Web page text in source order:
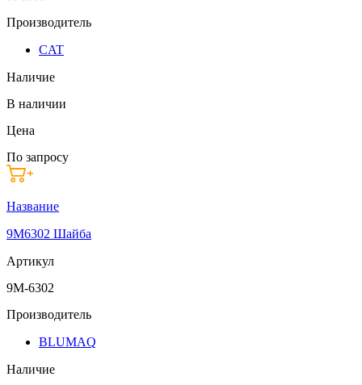
Производитель
CAT
Наличие
В наличии
Цена
По запросу
Название
9M6302 Шайба
Артикул
9M-6302
Производитель
BLUMAQ
Наличие